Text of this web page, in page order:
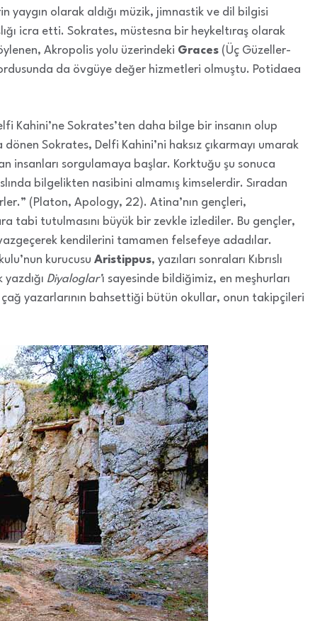
yaygın olarak aldığı müzik, jimnastik ve dil bilgisi
icra etti. Sokrates, müstesna bir heykeltıraş olarak
Akropolis yolu üzerindeki Graces (Üç Güzeller-
da övgüye değer hizmetleri olmuştu. Potidaea
Kahini’ne Sokrates’ten daha bilge bir insanın olup
dönen Sokrates, Delfi Kahini’ni haksız çıkarmayı umarak
insanları sorgulamaya başlar. Korktuğu şu sonuca
bilgelikten nasibini almamış kimselerdir. Sıradan
(Platon, Apology, 22). Atina’nın gençleri,
tabi tutulmasını büyük bir zevkle izlediler. Bu gençler,
kendilerini tamamen felsefeye adadılar.
kurucusu Aristippus, yazıları sonraları Kıbrıslı
Diyaloglar’ı sayesinde bildiğimiz, en meşhurları
yazarlarının bahsettiği bütün okullar, onun takipçileri